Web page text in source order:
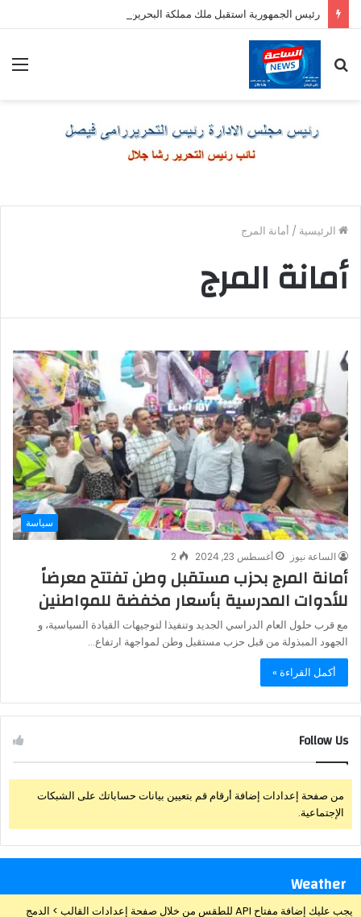
رئيس الجمهورية استقبل ملك مملكة البحرين الشقيقة
عن
الرئيسية / أمانة المرج
أمانة المرج
سياسة
الساعة نيوز أغسطس 23, 2024 2
أمانة المرج بحزب مستقبل وطن تفتتح معرضاً
للأدوات المدرسية بأسعار مخفضة للمواطنين
مع قرب حلول العام الدراسي الجديد وتنفيذا لتوجيهات القيادة السياسية، و
الجهود المبذولة من قبل حزب مستقبل وطن لمواجهة ارتفاع…
أكمل القراءة »
Follow Us
من صفحة إعدادات إضافة أرقام قم بتعيين بيانات حساباتك على الشبكات
الإجتماعية.
Weather
يجب عليك إضافة مفتاح API للطقس من خلال صفحة إعدادات القالب > الدمج